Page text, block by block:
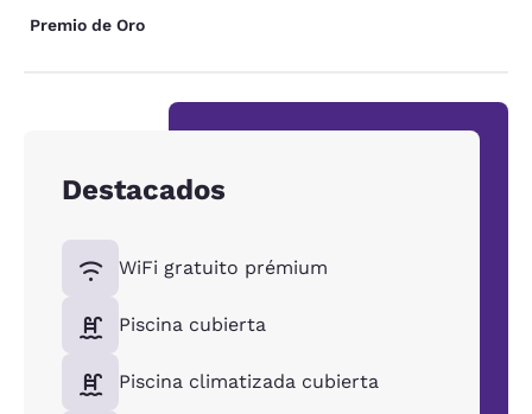
Premio de Oro
Destacados
WiFi gratuito prémium
Piscina cubierta
Piscina climatizada cubierta